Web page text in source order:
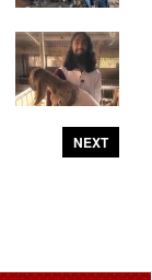
NEXT